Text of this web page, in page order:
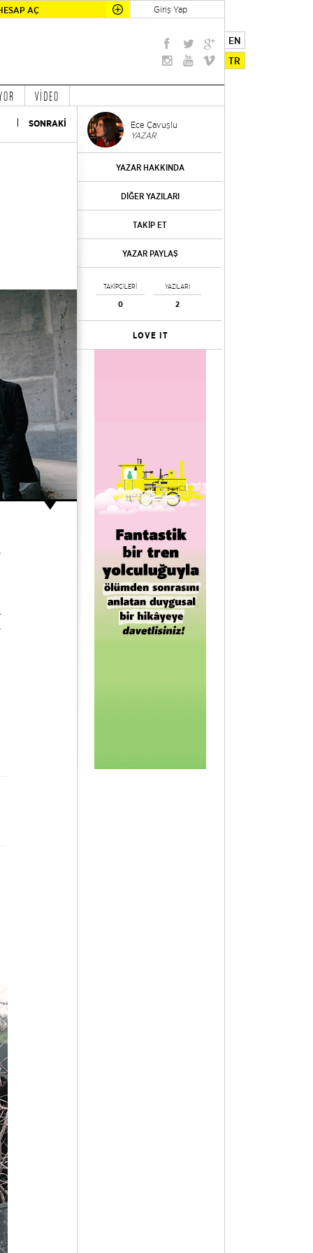
AÇ Giriş Yap
EN
TR
VİDEO
SONRAKİ Ece Çavuşlu
YAZAR
YAZAR HAKKINDA
DİĞER YAZILARI
TAKİP ET
YAZAR PAYLAŞ
TAKİPÇİLERİ
0
YAZILARI
2
LOVE IT